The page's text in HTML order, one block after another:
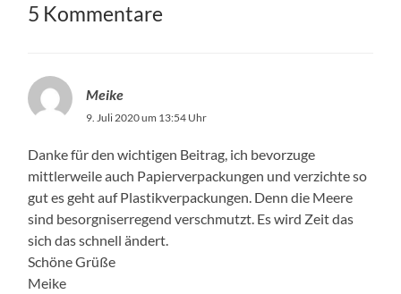
5 Kommentare
Meike
9. Juli 2020 um 13:54 Uhr
Danke für den wichtigen Beitrag, ich bevorzuge
mittlerweile auch Papierverpackungen und verzichte so
gut es geht auf Plastikverpackungen. Denn die Meere
sind besorgniserregend verschmutzt. Es wird Zeit das
sich das schnell ändert.
Schöne Grüße
Meike